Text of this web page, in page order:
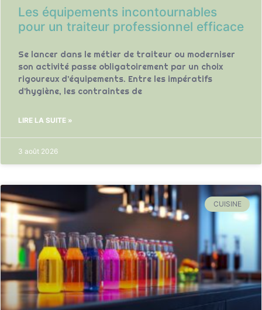
Les équipements incontournables
pour un traiteur professionnel efficace
Se lancer dans le métier de traiteur ou moderniser
son activité passe obligatoirement par un choix
rigoureux d’équipements. Entre les impératifs
d’hygiène, les contraintes de
LIRE LA SUITE »
3 août 2026
CUISINE